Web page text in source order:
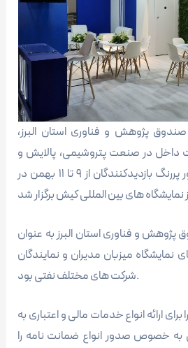
پژوهش و فناوری استان البرز،
داخل در صنعت پتروشیمی، پالایش و
پترو پالایش کیش با حضور پررنگ بازدیدکنندگان از ۹ تا ۱۱ بهمن در
پژوهش و فناوری استان البرز به عنوان
نمایشگاه میزبان مدیران و نمایندگان
شرکت های مختلف نفتی بود.
ارائه انواع خدمات مالی و اعتباری به
خصوص صدور انواع ضمانت نامه را